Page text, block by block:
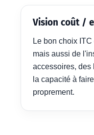
Vision coût /
Le bon choix
mais aussi de
accessoires, des
la capacité à
proprement.